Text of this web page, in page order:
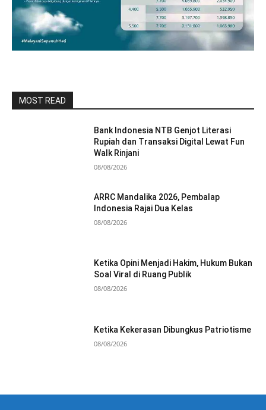
MOST READ
Bank Indonesia NTB Genjot Literasi
Rupiah dan Transaksi Digital Lewat Fun
Walk Rinjani
08/08/2026
ARRC Mandalika 2026, Pembalap
Indonesia Rajai Dua Kelas
08/08/2026
Ketika Opini Menjadi Hakim, Hukum Bukan
Soal Viral di Ruang Publik
08/08/2026
Ketika Kekerasan Dibungkus Patriotisme
08/08/2026